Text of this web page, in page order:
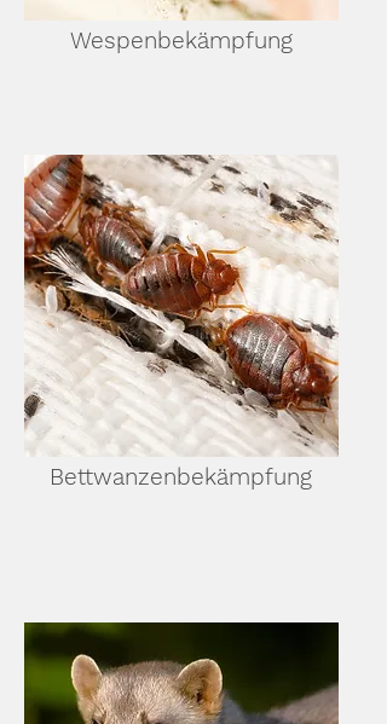
Wespenbekämpfung
Bettwanzenbekämpfung